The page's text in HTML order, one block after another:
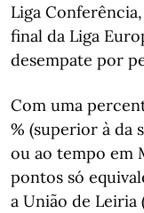
Liga
final da Liga
desempate por
Com uma
% (superior à da
ou ao tempo em
pontos só
a União de Leiria